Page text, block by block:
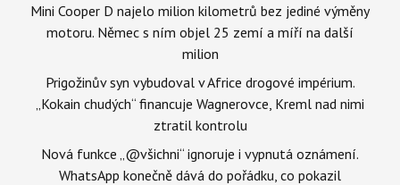
Mini Cooper D najelo milion kilometrů bez jediné výměny
motoru. Němec s ním objel 25 zemí a míří na další
milion
Prigožinův syn vybudoval v Africe drogové impérium.
„Kokain chudých“ financuje Wagnerovce, Kreml nad nimi
ztratil kontrolu
Nová funkce „@všichni“ ignoruje i vypnutá oznámení.
WhatsApp konečně dává do pořádku, co pokazil